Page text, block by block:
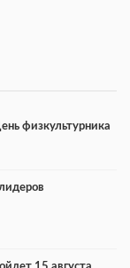
физкультурника